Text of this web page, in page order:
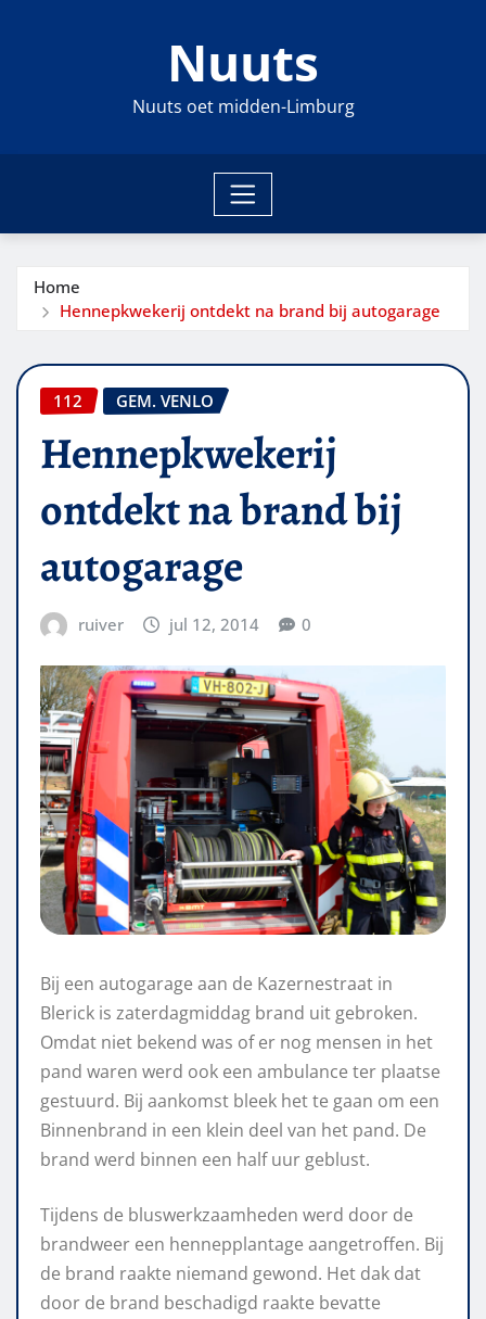
Nuuts
Nuuts oet midden-Limburg
Home
Hennepkwekerij ontdekt na brand bij autogarage
112 GEM. VENLO
Hennepkwekerij
ontdekt na brand bij
autogarage
ruiver jul 12, 2014 0
Bij een autogarage aan de Kazernestraat in
Blerick is zaterdagmiddag brand uit gebroken.
Omdat niet bekend was of er nog mensen in het
pand waren werd ook een ambulance ter plaatse
gestuurd. Bij aankomst bleek het te gaan om een
Binnenbrand in een klein deel van het pand. De
brand werd binnen een half uur geblust.
Tijdens de bluswerkzaamheden werd door de
brandweer een hennepplantage aangetroffen. Bij
de brand raakte niemand gewond. Het dak dat
door de brand beschadigd raakte bevatte